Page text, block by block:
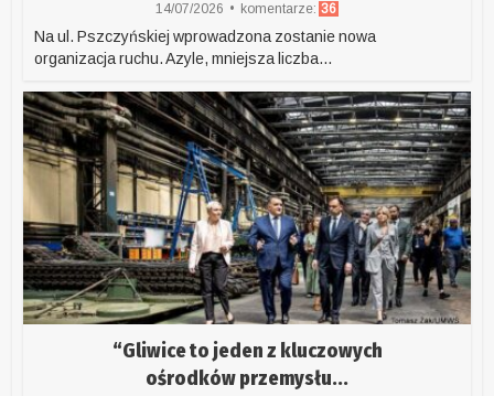
14/07/2026 komentarze: 36
Na ul. Pszczyńskiej wprowadzona zostanie nowa
organizacja ruchu. Azyle, mniejsza liczba...
“Gliwice to jeden z kluczowych
ośrodków przemysłu...